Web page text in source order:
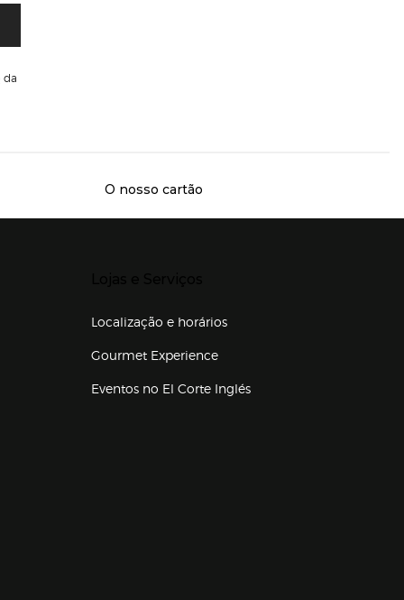
da
O nosso cartão
Localização e horários
Gourmet Experience
Eventos no El Corte Inglés